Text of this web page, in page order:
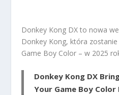
Donkey Kong DX to nowa
Donkey Kong, która
Game Boy Color – w 2025
Donkey Kong DX
Your Game Boy Color